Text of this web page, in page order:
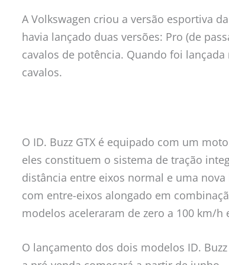
A Volkswagen criou a versão esportiva
havia lançado duas versões: Pro (de
cavalos de potência. Quando foi
cavalos.
O ID. Buzz GTX é equipado com um
eles constituem o sistema de tração
distância entre eixos normal e uma
com entre-eixos alongado em
modelos aceleraram de zero a 100 km/h
O lançamento dos dois modelos ID.